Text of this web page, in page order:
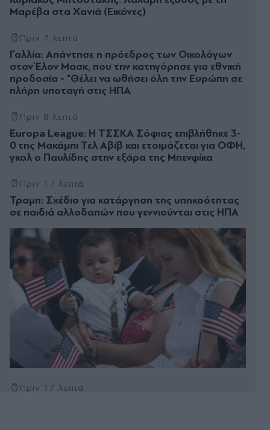
Μαρέβα στα Χανιά (Εικόνες)
Πριν 7 λεπτά
Γαλλία: Απάντησε η πρόεδρος των Οικολόγων
στον Έλον Μασκ, που την κατηγόρησε για εθνική
προδοσία - "Θέλει να ωθήσει όλη την Ευρώπη σε
πλήρη υποταγή στις ΗΠΑ
Πριν 8 λεπτά
Europa League: Η ΤΣΣΚΑ Σόφιας επιβλήθηκε 3-
0 της Μακάμπι Τελ Αβίβ και ετοιμάζεται για ΟΦΗ,
γκολ ο Παυλίδης στην εξάρα της Μπενφίκα
Πριν 17 λεπτά
Τραμπ: Σχέδιο για κατάργηση της υπηκοότητας
σε παιδιά αλλοδαπών που γεννιούνται στις ΗΠΑ
Πριν 17 λεπτά